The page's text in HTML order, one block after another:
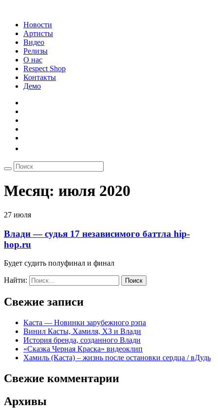
Новости
Артисты
Видео
Релизы
О нас
Respect Shop
Контакты
Демо
Месяц: июля 2020
27 июля
Влади — судья 17 независимого баттла hip-
hop.ru
Будет судить полуфинал и финал
Найти:
Свежие записи
Каста — Новинки зарубежного рэпа
Винил Касты, Хамиля, ХЗ и Влади
История бренда, созданного Влади
«Сказка Черная Краска» видеоклип
Хамиль (Каста) – жизнь после остановки сердца / вДудь
Свежие комментарии
Архивы